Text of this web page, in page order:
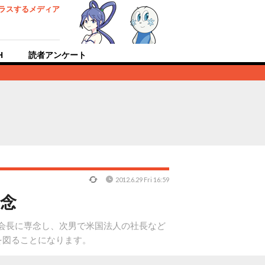
スするメディア
読者アンケート
長に専念し、次男で米国法人の社長など
ることになります。
2012.6.29 Fri 16:59